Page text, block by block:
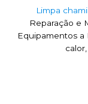
Limpa
Reparação e
Equipamentos